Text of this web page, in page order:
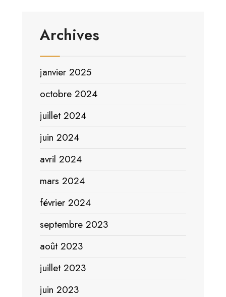
Archives
janvier 2025
octobre 2024
juillet 2024
juin 2024
avril 2024
mars 2024
février 2024
septembre 2023
août 2023
juillet 2023
juin 2023